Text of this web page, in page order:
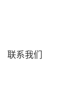
联系我们